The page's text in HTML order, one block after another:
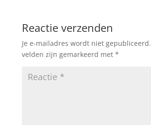
Reactie verzenden
Je e-mailadres wordt niet gepubliceerd.
velden zijn gemarkeerd met *